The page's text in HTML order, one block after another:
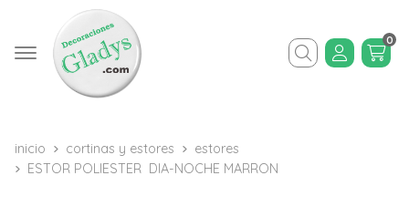
Buscar
0
inicio cortinas y estores
estores
ESTOR POLIESTER DIA-NOCHE MARRON